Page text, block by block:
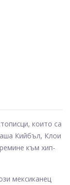
които са
Кийбъл, Клои
към хип-
мексиканец